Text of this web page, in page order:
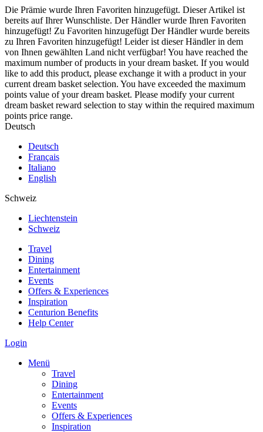
Die Prämie wurde Ihren Favoriten hinzugefügt. Dieser Artikel ist
bereits auf Ihrer Wunschliste. Der Händler wurde Ihren Favoriten
hinzugefügt! Zu Favoriten hinzugefügt Der Händler wurde bereits
zu Ihren Favoriten hinzugefügt! Leider ist dieser Händler in dem
von Ihnen gewählten Land nicht verfügbar! You have reached the
maximum number of products in your dream basket. If you would
like to add this product, please exchange it with a product in your
current dream basket selection. You have exceeded the maximum
points value of your dream basket. Please modify your current
dream basket reward selection to stay within the required maximum
points price range.
Deutsch
Deutsch
Français
Italiano
English
Schweiz
Liechtenstein
Schweiz
Travel
Dining
Entertainment
Events
Offers & Experiences
Inspiration
Centurion Benefits
Help Center
Login
Menü
Travel
Dining
Entertainment
Events
Offers & Experiences
Inspiration